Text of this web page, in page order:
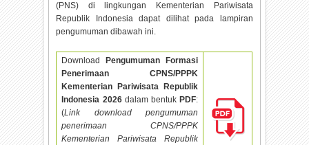
(PNS) di lingkungan Kementerian Pariwisata
Republik Indonesia dapat dilihat pada lampiran
pengumuman dibawah ini.
Download
Pengumuman Formasi
Penerimaan CPNS/PPPK
Kementerian Pariwisata Republik
Indonesia 2026dalam bentuk PDF:
(Link download pengumuman
penerimaan CPNS/PPPK
Kementerian Pariwisata Republik